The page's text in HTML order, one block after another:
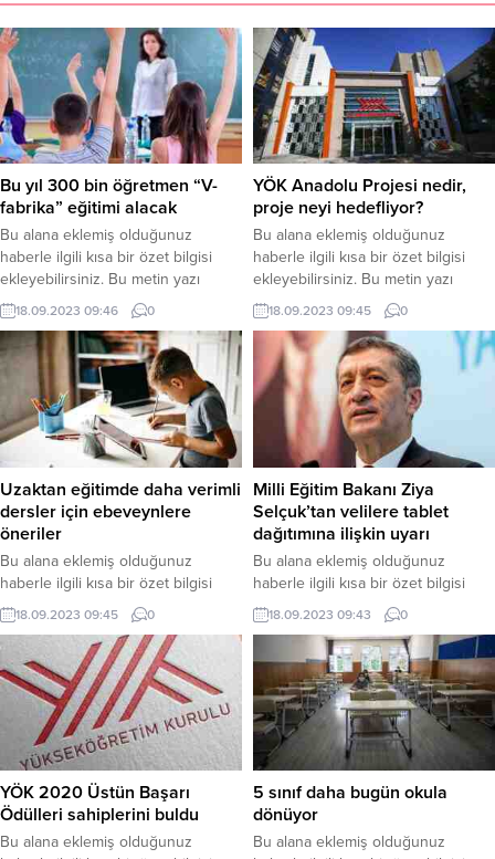
Bu yıl 300 bin öğretmen “V-
fabrika” eğitimi alacak
Bu alana eklemiş olduğunuz
haberle ilgili kısa bir özet bilgisi
ekleyebilirsiniz. Bu metin yazı
düzenleme sayfasında “Özet”
bölümünden eklenebilir. Özet
eklenmişse başlık altında kalın
olarak bu şekilde gösterilir,
eklenmemişse bu alan boş kalır.
18.09.2023 09:46 0
YÖK Anadolu Projesi nedir,
proje neyi hedefliyor?
Bu alana eklemiş olduğunuz
haberle ilgili kısa bir özet bilgisi
ekleyebilirsiniz. Bu metin yazı
düzenleme sayfasında “Özet”
bölümünden eklenebilir. Özet
eklenmişse başlık altında kalın
olarak bu şekilde gösterilir,
eklenmemişse bu alan boş kalır.
18.09.2023 09:45 0
Uzaktan eğitimde daha verimli
dersler için ebeveynlere
öneriler
Bu alana eklemiş olduğunuz
haberle ilgili kısa bir özet bilgisi
ekleyebilirsiniz. Bu metin yazı
düzenleme sayfasında “Özet”
bölümünden eklenebilir. Özet
eklenmişse başlık altında kalın
olarak bu şekilde gösterilir,
eklenmemişse bu alan boş kalır.
18.09.2023 09:45 0
Milli Eğitim Bakanı Ziya
Selçuk’tan velilere tablet
dağıtımına ilişkin uyarı
Bu alana eklemiş olduğunuz
haberle ilgili kısa bir özet bilgisi
ekleyebilirsiniz. Bu metin yazı
düzenleme sayfasında “Özet”
bölümünden eklenebilir. Özet
eklenmişse başlık altında kalın
olarak bu şekilde gösterilir,
eklenmemişse bu alan boş kalır.
18.09.2023 09:43 0
YÖK 2020 Üstün Başarı
Ödülleri sahiplerini buldu
Bu alana eklemiş olduğunuz
5 sınıf daha bugün okula
dönüyor
Bu alana eklemiş olduğunuz